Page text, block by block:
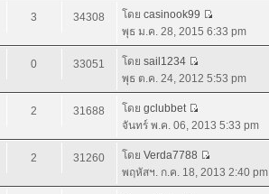
3 34308 โดย casinook99
พุธ ม.ค. 28, 2015 6:33 pm
0 33051 โดย sail1234
พุธ ต.ค. 24, 2012 5:53 pm
2 31688 โดย gclubbet
จันทร์ พ.ค. 06, 2013 5:33 pm
2 31260 โดย Verda7788
พฤหัสฯ. ก.ค. 18, 2013 2:40 pm